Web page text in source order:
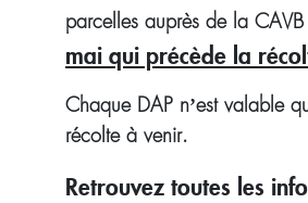
parcelles auprès de la CAVB
mai qui précède la
Chaque DAP n’est valable
récolte à venir.
Retrouvez toutes les